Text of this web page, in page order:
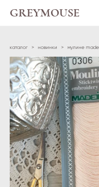
GREYMOUSE
каталог > новинки > мулине